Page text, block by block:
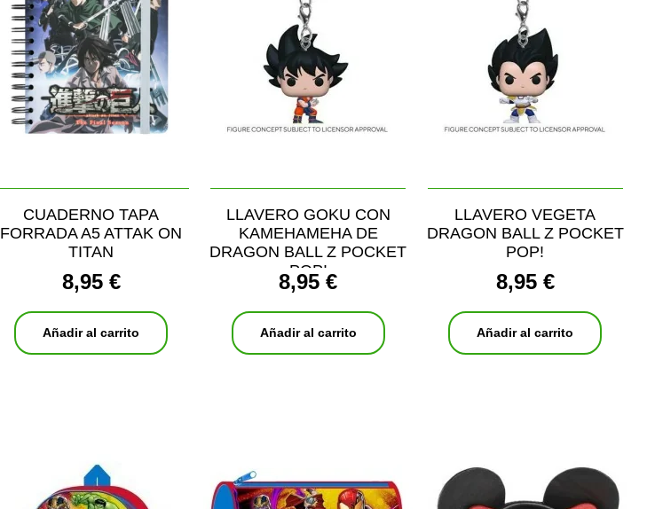
CUADERNO TAPA
FORRADA A5 ATTAK ON
TITAN
8,95 €
Añadir al carrito
LLAVERO GOKU CON
KAMEHAMEHA DE
DRAGON BALL Z POCKET
POP!
8,95 €
Añadir al carrito
LLAVERO VEGETA
DRAGON BALL Z POCKET
POP!
8,95 €
Añadir al carrito